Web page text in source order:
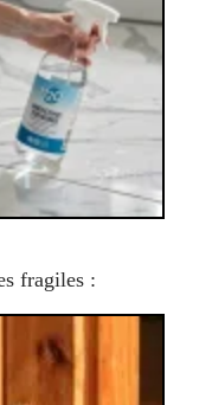
fragiles :